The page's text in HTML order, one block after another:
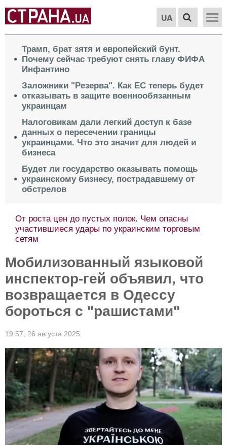
UA
Трамп, брат зятя и европейский бунт.
Почему сейчас требуют снять главу ФИФА
Инфантино
Заложники "Резерва". Как ЕС теперь будет
отказывать в защите военнообязанным
украинцам
Налоговикам дали легкий доступ к базе
данных о пересечении границы
украинцами. Что это значит для людей и
бизнеса
Будет ли государство оказывать помощь
украинскому бизнесу, пострадавшему от
обстрелов
От роста цен до пустых полок. Чем опасны
участившиеся удары по украинским торговым
сетям
Мобилизованный языковой
инспектор-гей объявил, что
возвращается в Одессу
бороться с "рашистами"
19:57, 26 августа 2025